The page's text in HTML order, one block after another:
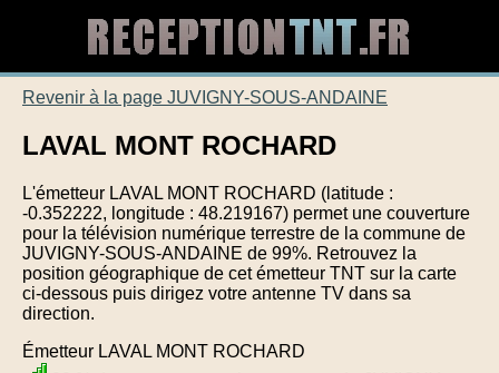
Revenir à la page JUVIGNY-SOUS-ANDAINE
LAVAL MONT ROCHARD
L'émetteur LAVAL MONT ROCHARD (latitude :
-0.352222, longitude : 48.219167) permet une couverture
pour la télévision numérique terrestre de la commune de
JUVIGNY-SOUS-ANDAINE de 99%. Retrouvez la
position géographique de cet émetteur TNT sur la carte
ci-dessous puis dirigez votre antenne TV dans sa
direction.
Émetteur LAVAL MONT ROCHARD